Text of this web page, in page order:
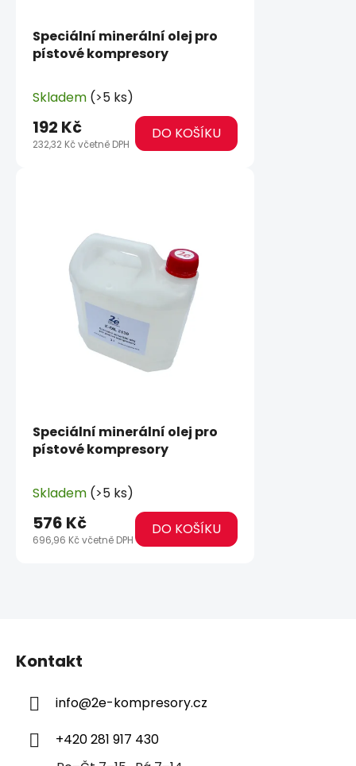
Speciální minerální olej pro
pístové kompresory
Skladem (>5 ks)
232,32 Kč včetně DPH
192 Kč DO KOŠÍKU
Speciální minerální olej pro
pístové kompresory
Skladem (>5 ks)
696,96 Kč včetně DPH
576 Kč DO KOŠÍKU
Kontakt
info@2e-kompresory.cz
+420 281 917 430